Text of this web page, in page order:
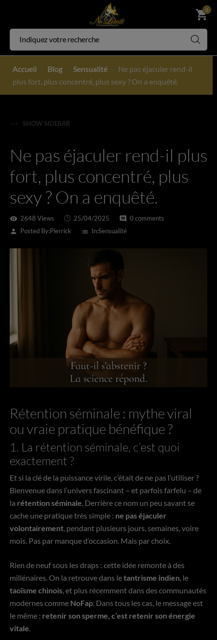
shopping_cart
0
Accueil Blog Sensualité
Ne pas éjaculer rend-il
plus fort, plus concentré, plus sexy ? On a enquêté.
SHOW SIDEBAR
Ne pas éjaculer rend-il plus
fort, plus concentré, plus
sexy ? On a enquêté.
visibility 2648 Views 25/04/2025 comment 0 comments
person
Posted By:Pierrick list In:Sensualité
Rétention séminale : mythe viral
ou vraie pratique bénéfique ?
1. La rétention séminale, c’est quoi
exactement ?
Et si la clé de la puissance virile, c’était de ne pas l’utiliser ?
Bienvenue dans l’univers fascinant – et parfois farfelu – de
la rétention séminale. Derrière ce nom un peu savant se
cache une pratique très simple : ne pas éjaculer
volontairement, pendant plusieurs jours, semaines, voire
mois. Pas par manque d’occasion. Mais par choix.
Rien de neuf sous les draps : cette idée remonte à des
millénaires. On la retrouve dans letantrisme indien, le
taoïsme chinois, et plus récemment dans des communautés
modernes comme NoFap. Dans tous les cas, le message est
le même : retenir son sperme, c’est retenir son énergie
vitale.